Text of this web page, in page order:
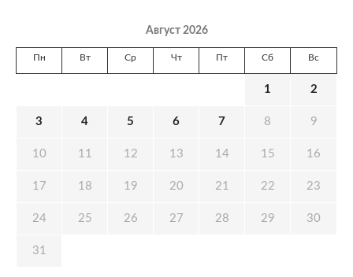
Август 2026
Пн Вт Ср Чт Пт Сб Вс
1 2
3 4 5 6 7 8 9
10 11 12 13 14 15 16
17 18 19 20 21 22 23
24 25 26 27 28 29 30
31